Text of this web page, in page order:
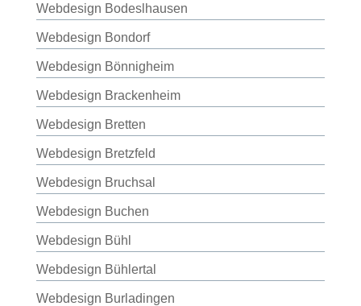
Webdesign Bodeslhausen
Webdesign Bondorf
Webdesign Bönnigheim
Webdesign Brackenheim
Webdesign Bretten
Webdesign Bretzfeld
Webdesign Bruchsal
Webdesign Buchen
Webdesign Bühl
Webdesign Bühlertal
Webdesign Burladingen